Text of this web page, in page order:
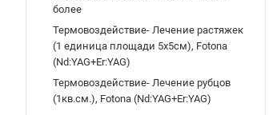
более
Термовоздействие- Лечение растяжек
(1 единица площади 5х5см), Fotona
(Nd:YAG+Er:YAG)
Термовоздействие- Лечение рубцов
(1кв.см.), Fotona (Nd:YAG+Er:YAG)